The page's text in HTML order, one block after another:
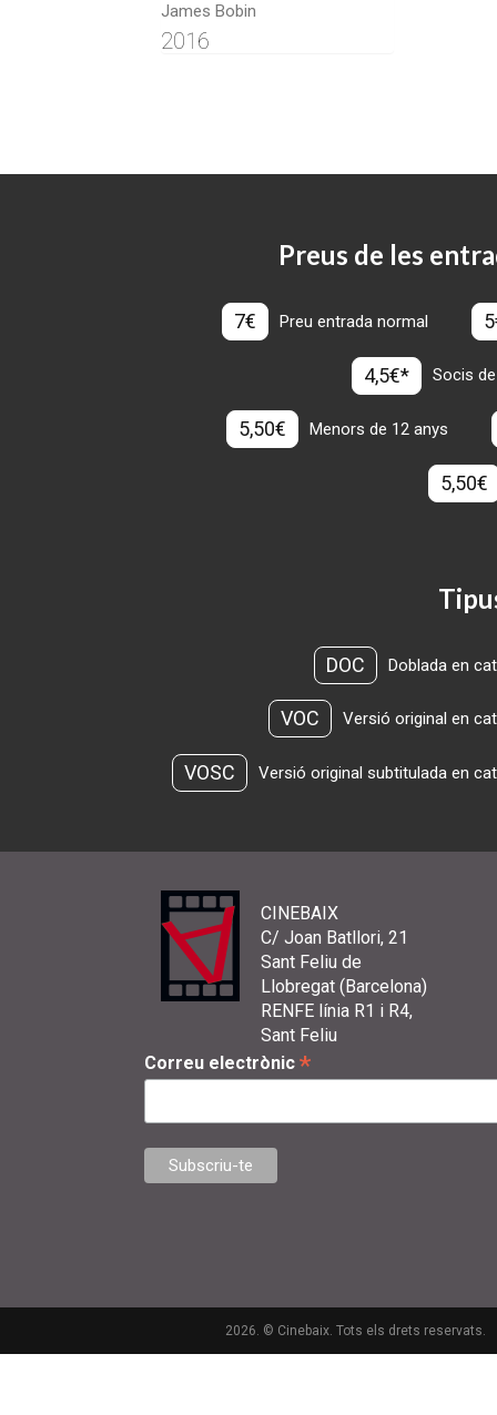
James Bobin
2016
Preus de les
7€ Preu entrada normal
4,5€* Socis
5,50€ Menors de 12 anys
5,50€
DOC Doblada en
VOC Versió original en
VOSC Versió original subtitulada en
CINEBAIX
C/ Joan Batllori, 21
Sant Feliu de
Llobregat (Barcelona)
RENFE línia R1 i R4,
Sant Feliu
Correu electrònic *
2026. © Cinebaix. Tots els drets reservats.